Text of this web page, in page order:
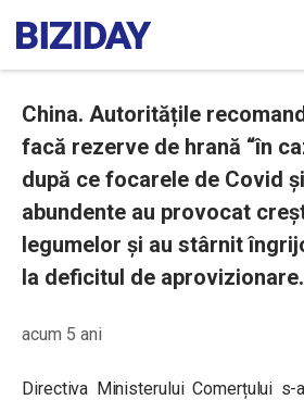
China. Autoritățile
facă rezerve de hrană “în
după ce focarele de Covid
abundente au provocat
legumelor și au stârnit
la deficitul de aprovizionare.
acum 5 ani
Directiva Ministerului Comerțului